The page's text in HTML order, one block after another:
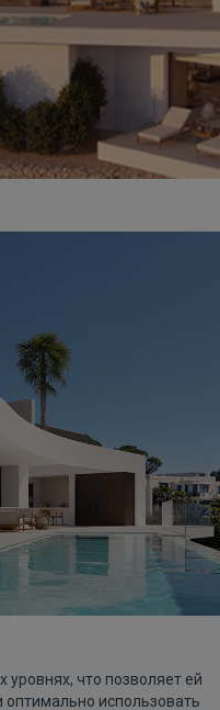
уровнях, что позволяет ей
оптимально использовать